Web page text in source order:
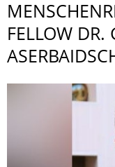
FELLOW DR.